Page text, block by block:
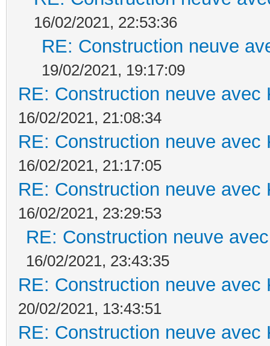
16/02/2021, 22:53:36
RE: Construction neuve
19/02/2021, 19:17:09
RE: Construction neuve avec
16/02/2021, 21:08:34
RE: Construction neuve avec
16/02/2021, 21:17:05
RE: Construction neuve avec
16/02/2021, 23:29:53
RE: Construction neuve
16/02/2021, 23:43:35
RE: Construction neuve avec
20/02/2021, 13:43:51
RE: Construction neuve avec